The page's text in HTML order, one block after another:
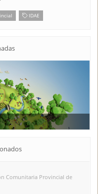
IDAE
Comunitaria Provincial de